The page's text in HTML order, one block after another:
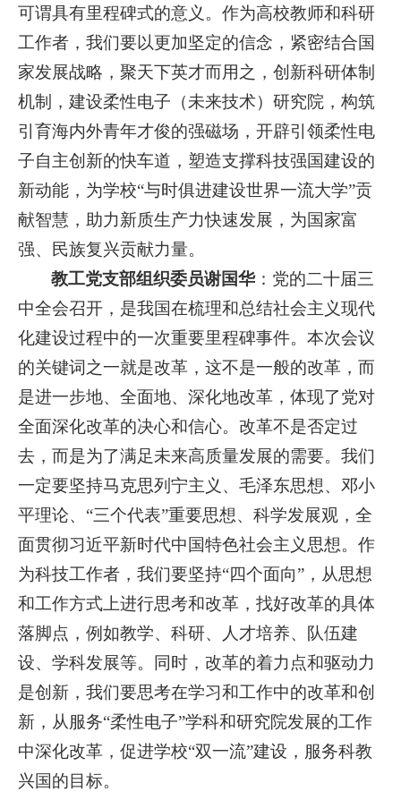
可谓具有里程碑式的意义。作为高校教师和科研
工作者，我们要以更加坚定的信念，紧密结合国
家发展战略，聚天下英才而用之，创新科研体制
机制，建设柔性电子（未来技术）研究院，构筑
引育海内外青年才俊的强磁场，开辟引领柔性电
子自主创新的快车道，塑造支撑科技强国建设的
新动能，为学校“与时俱进建设世界一流大学”贡
献智慧，助力新质生产力快速发展，为国家富
强、民族复兴贡献力量。
教工党支部组织委员谢国华：党的二十届三
中全会召开，是我国在梳理和总结社会主义现代
化建设过程中的一次重要里程碑事件。本次会议
的关键词之一就是改革，这不是一般的改革，而
是进一步地、全面地、深化地改革，体现了党对
全面深化改革的决心和信心。改革不是否定过
去，而是为了满足未来高质量发展的需要。我们
一定要坚持马克思列宁主义、毛泽东思想、邓小
平理论、“三个代表”重要思想、科学发展观，全
面贯彻习近平新时代中国特色社会主义思想。作
为科技工作者，我们要坚持“四个面向”，从思想
和工作方式上进行思考和改革，找好改革的具体
落脚点，例如教学、科研、人才培养、队伍建
设、学科发展等。同时，改革的着力点和驱动力
是创新，我们要思考在学习和工作中的改革和创
新，从服务“柔性电子”学科和研究院发展的工作
中深化改革，促进学校“双一流”建设，服务科教
兴国的目标。